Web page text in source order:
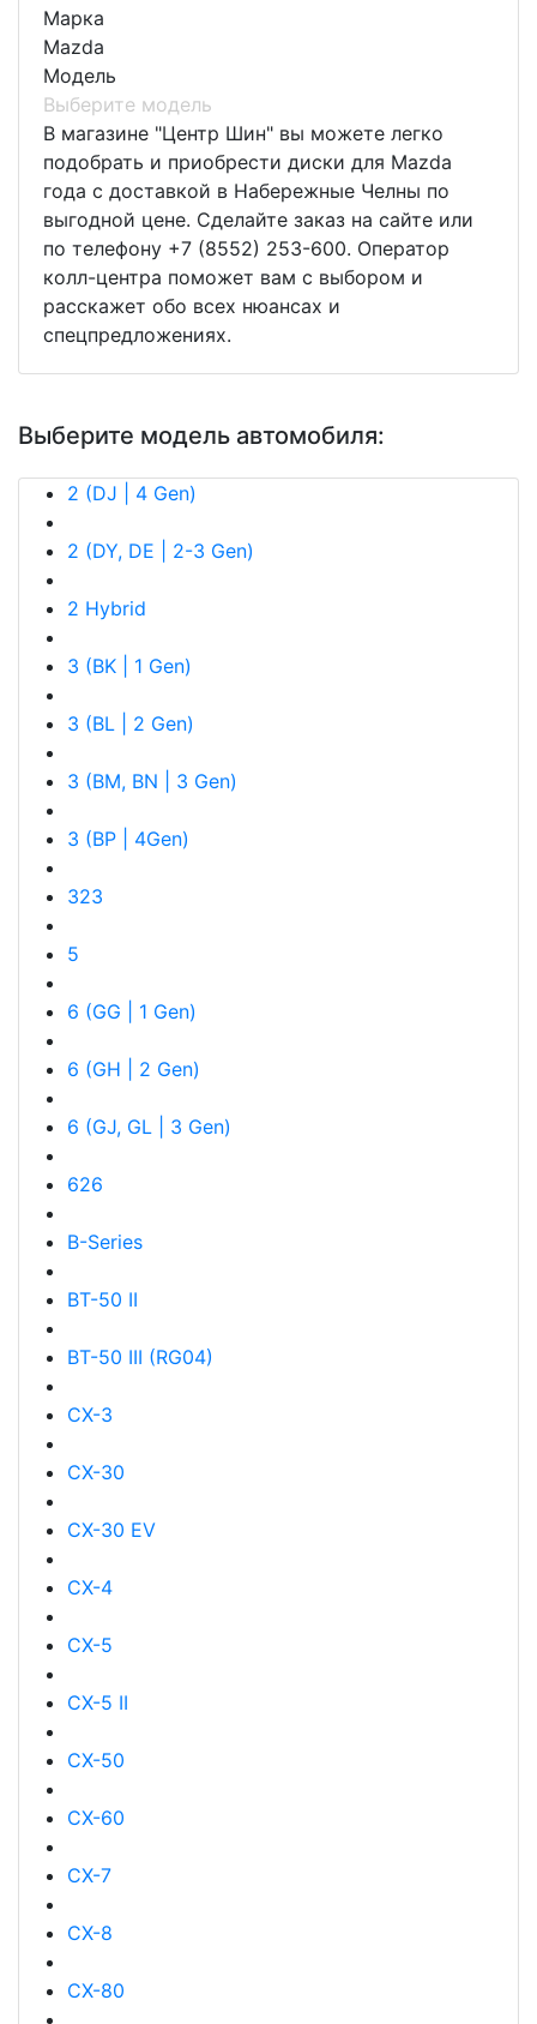
Марка
Mazda
Модель
Выберите модель
В магазине "Центр Шин" вы можете легко
подобрать и приобрести диски для Mazda
года с доставкой в Набережные Челны по
выгодной цене. Сделайте заказ на сайте или
по телефону +7 (8552) 253-600. Оператор
колл-центра поможет вам с выбором и
расскажет обо всех нюансах и
спецпредложениях.
Выберите модель автомобиля:
2 (DJ | 4 Gen)
2 (DY, DE | 2-3 Gen)
2 Hybrid
3 (BK | 1 Gen)
3 (BL | 2 Gen)
3 (BM, BN | 3 Gen)
3 (BP | 4Gen)
323
5
6 (GG | 1 Gen)
6 (GH | 2 Gen)
6 (GJ, GL | 3 Gen)
626
B-Series
BT-50 II
BT-50 III (RG04)
CX-3
CX-30
CX-30 EV
CX-4
CX-5
CX-5 II
CX-50
CX-60
CX-7
CX-8
CX-80